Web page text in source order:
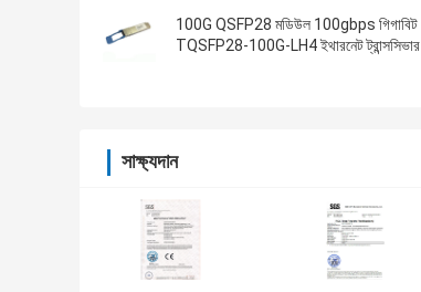
100G QSFP28 মডিউল 100gbps গিগাবিট
TQSFP28-100G-LH4 ইথারনেট ট্রান্সসিভার
সাক্ষ্যদান